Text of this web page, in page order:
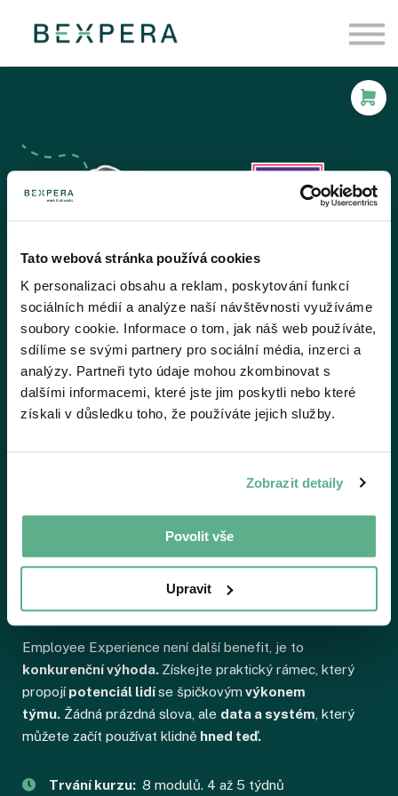
Tato webová stránka používá cookies
K personalizaci obsahu a reklam, poskytování funkcí
sociálních médií a analýze naší návštěvnosti využíváme
soubory cookie. Informace o tom, jak náš web používáte,
sdílíme se svými partnery pro sociální média, inzerci a
analýzy. Partneři tyto údaje mohou zkombinovat s
dalšími informacemi, které jste jim poskytli nebo které
získali v důsledku toho, že používáte jejich služby.
Zobrazit detaily
Povolit vše
Upravit
Kurzy
EX
EX Foundation
Employee Experience není další benefit, je to
konkurenční výhoda. Získejte praktický rámec, který
propojípotenciál lidíse špičkovýmvýkonem
týmu. Žádná prázdná slova, ale data a systém , který
můžete začít používat klidně hned teď.
Trvání kurzu: 8 modulů. 4 až 5 týdnů